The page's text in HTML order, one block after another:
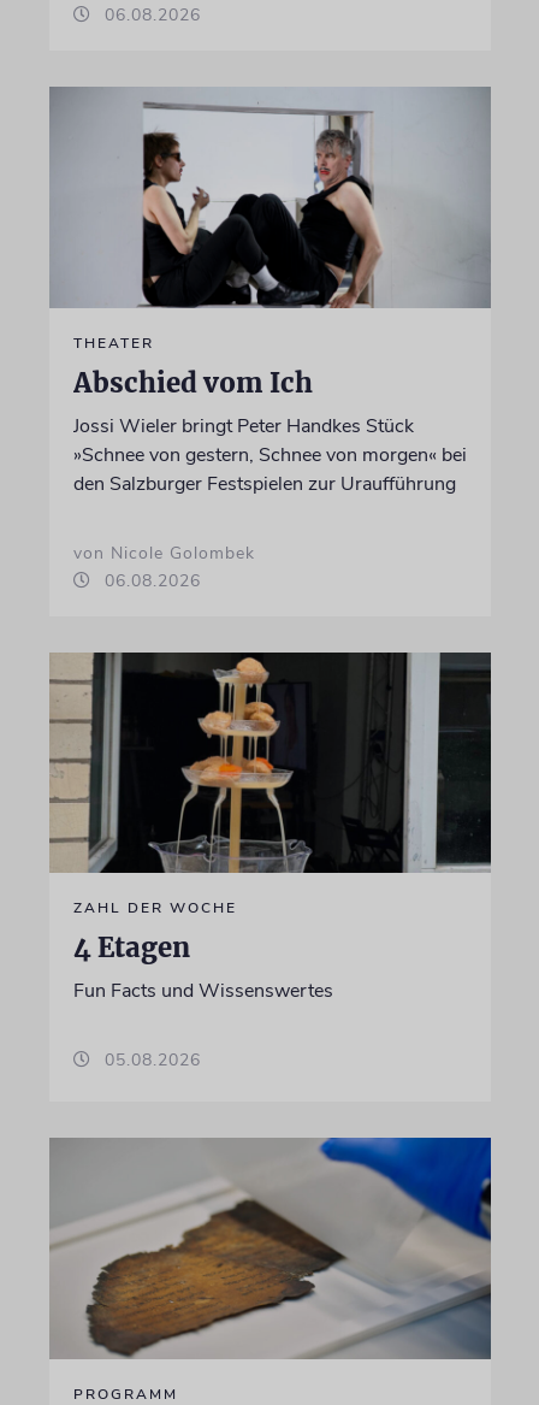
06.08.2026
THEATER
Abschied vom Ich
Jossi Wieler bringt Peter Handkes Stück
»Schnee von gestern, Schnee von morgen« bei
den Salzburger Festspielen zur Uraufführung
von Nicole Golombek
06.08.2026
ZAHL DER WOCHE
4 Etagen
Fun Facts und Wissenswertes
05.08.2026
PROGRAMM